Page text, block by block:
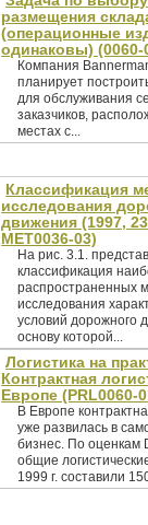
размещения
(операционные
одинаковы) (0060-
Компания
планирует
для обслуживания
заказчиков,
местах с...
Классификация
исследования
движения (1997,
MET0036-03)
На рис. 3.1.
классификация
распространенных
исследования
условий дорожного
основу которой...
Логистика на
Контрактная
Европе (PRL0060-
В Европе
уже развилась в
бизнес. По оценкам
общие
1999 г. составили